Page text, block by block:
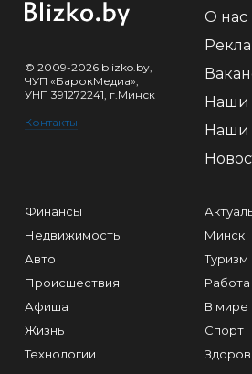
© 2009-2026 blizko.by,
ЧУП «БарокМедиа»,
УНП 391272241, г.Минск
Контакты
О нас
Наши
Наши
Финансы
Недвижимость
Авто
Происшествия
Афиша
Жизнь
Технологии
Минск
Туризм
Работа
В мире
Спорт